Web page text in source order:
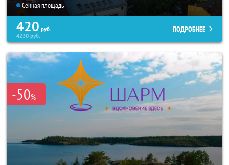
Сенная площадь
420 руб.
4230руб.
ПОДРОБНЕЕ
-50%